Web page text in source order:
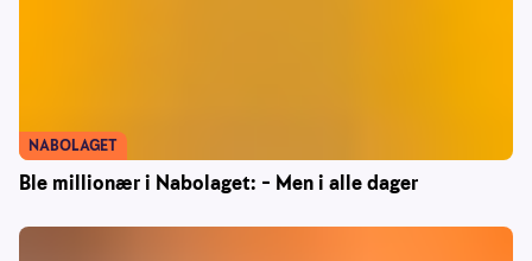
Ble millionær i Nabolaget: – Men i alle dager
NABOLAGET